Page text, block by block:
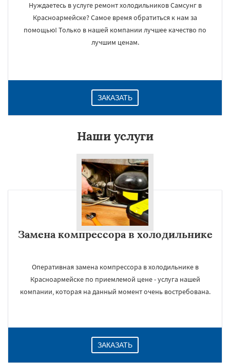
Нуждаетесь в услуге ремонт холодильников Самсунг в
Красноармейске? Самое время обратиться к нам за
помощью! Только в нашей компании лучшее качество по
лучшим ценам.
ЗАКАЗАТЬ
Наши услуги
Замена компрессора в холодильнике
Оперативная замена компрессора в холодильнике в
Красноармейске по приемлемой цене - услуга нашей
компании, которая на данный момент очень востребована.
ЗАКАЗАТЬ